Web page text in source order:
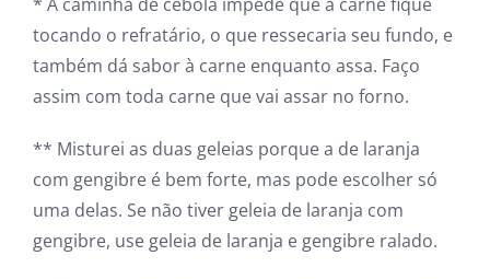
tocando o refratário, o que ressecaria seu fundo, e
também dá sabor à carne enquanto assa. Faço
assim com toda carne que vai assar no forno.
** Misturei as duas geleias porque a de laranja
com gengibre é bem forte, mas pode escolher só
uma delas. Se não tiver geleia de laranja com
gengibre, use geleia de laranja e gengibre ralado.